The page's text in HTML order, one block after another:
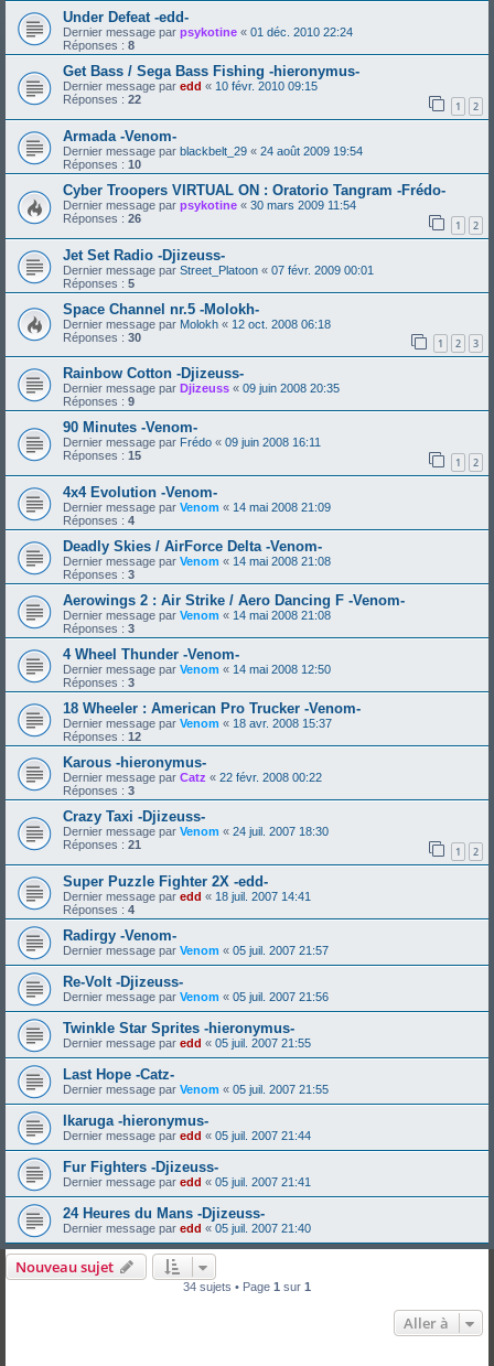
Under Defeat -edd-
Dernier message par psykotine « 01 déc. 2010 22:24
Réponses : 8
Get Bass / Sega Bass Fishing -hieronymus-
Dernier message par edd « 10 févr. 2010 09:15
Réponses : 22 1 2
Armada -Venom-
Dernier message par blackbelt_29 « 24 août 2009 19:54
Réponses : 10
Cyber Troopers VIRTUAL ON : Oratorio Tangram -Frédo-
Dernier message par psykotine « 30 mars 2009 11:54
Réponses : 26 1 2
Jet Set Radio -Djizeuss-
Dernier message par Street_Platoon « 07 févr. 2009 00:01
Réponses : 5
Space Channel nr.5 -Molokh-
Dernier message par Molokh « 12 oct. 2008 06:18
Réponses : 30 1 2 3
Rainbow Cotton -Djizeuss-
Dernier message par Djizeuss « 09 juin 2008 20:35
Réponses : 9
90 Minutes -Venom-
Dernier message par Frédo « 09 juin 2008 16:11
Réponses : 15 1 2
4x4 Evolution -Venom-
Dernier message par Venom « 14 mai 2008 21:09
Réponses : 4
Deadly Skies / AirForce Delta -Venom-
Dernier message par Venom « 14 mai 2008 21:08
Réponses : 3
Aerowings 2 : Air Strike / Aero Dancing F -Venom-
Dernier message par Venom « 14 mai 2008 21:08
Réponses : 3
4 Wheel Thunder -Venom-
Dernier message par Venom « 14 mai 2008 12:50
Réponses : 3
18 Wheeler : American Pro Trucker -Venom-
Dernier message par Venom « 18 avr. 2008 15:37
Réponses : 12
Karous -hieronymus-
Dernier message par Catz « 22 févr. 2008 00:22
Réponses : 3
Crazy Taxi -Djizeuss-
Dernier message par Venom « 24 juil. 2007 18:30
Réponses : 21 1 2
Super Puzzle Fighter 2X -edd-
Dernier message par edd « 18 juil. 2007 14:41
Réponses : 4
Radirgy -Venom-
Dernier message par Venom « 05 juil. 2007 21:57
Re-Volt -Djizeuss-
Dernier message par Venom « 05 juil. 2007 21:56
Twinkle Star Sprites -hieronymus-
Dernier message par edd « 05 juil. 2007 21:55
Last Hope -Catz-
Dernier message par Venom « 05 juil. 2007 21:55
Ikaruga -hieronymus-
Dernier message par edd « 05 juil. 2007 21:44
Fur Fighters -Djizeuss-
Dernier message par edd « 05 juil. 2007 21:41
24 Heures du Mans -Djizeuss-
Dernier message par edd « 05 juil. 2007 21:40
Nouveau sujet
34 sujets • Page 1 sur 1
Aller à